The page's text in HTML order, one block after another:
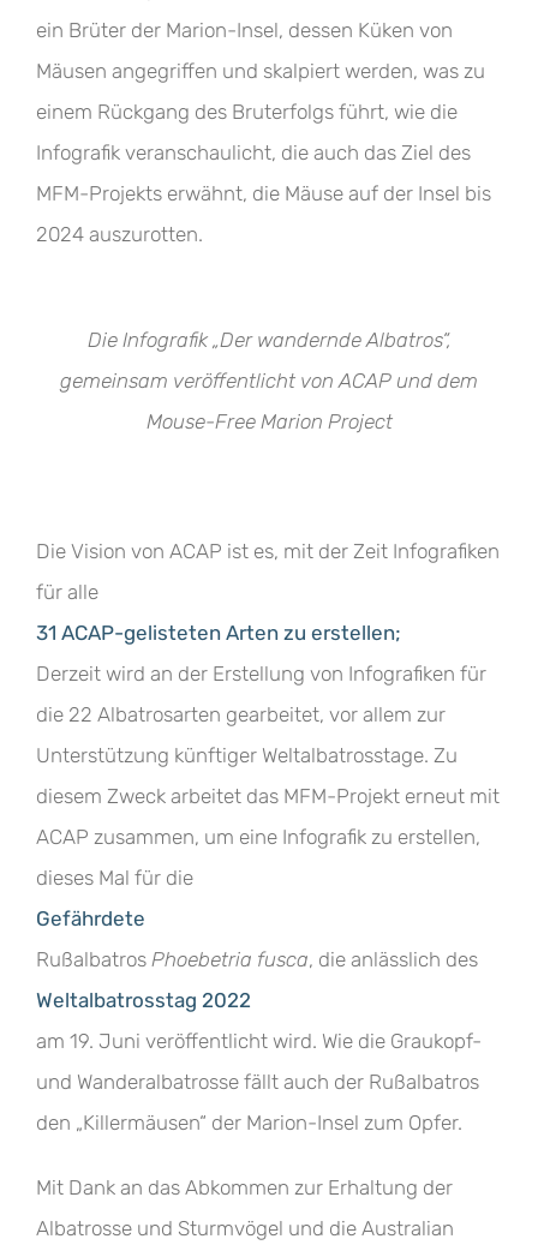
ein Brüter der Marion-Insel, dessen Küken von
Mäusen angegriffen und skalpiert werden, was zu
einem Rückgang des Bruterfolgs führt, wie die
Infografik veranschaulicht, die auch das Ziel des
MFM-Projekts erwähnt, die Mäuse auf der Insel bis
2024 auszurotten.
Die Infografik „Der wandernde Albatros“,
gemeinsam veröffentlicht von ACAP und dem
Mouse-Free Marion Project
Die Vision von ACAP ist es, mit der Zeit Infografiken
für alle
31 ACAP-gelisteten Arten zu erstellen;
Derzeit wird an der Erstellung von Infografiken für
die 22 Albatrosarten gearbeitet, vor allem zur
Unterstützung künftiger Weltalbatrosstage. Zu
diesem Zweck arbeitet das MFM-Projekt erneut mit
ACAP zusammen, um eine Infografik zu erstellen,
dieses Mal für die
Gefährdete
Rußalbatros Phoebetria fusca, die anlässlich des
Weltalbatrosstag 2022
am 19. Juni veröffentlicht wird. Wie die Graukopf-
und Wanderalbatrosse fällt auch der Rußalbatros
den „Killermäusen“ der Marion-Insel zum Opfer.
Mit Dank an das Abkommen zur Erhaltung der
Albatrosse und Sturmvögel und die Australian